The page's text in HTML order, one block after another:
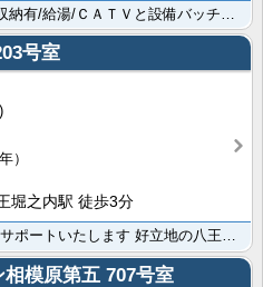
便利なバス・トイレ別/エアコン/収納有/給湯/ＣＡＴＶと設備バッチリですよ。ﾄﾞﾝ･ｷﾎｰﾃ八王子駅･･･
号室
）
堀之内駅 徒歩3分
株式会社賃貸山信がお部屋探しをサポートいたします 好立地の八王子市です 京王相模原線 京王堀之内駅ま･･･
相模原第五 707号室